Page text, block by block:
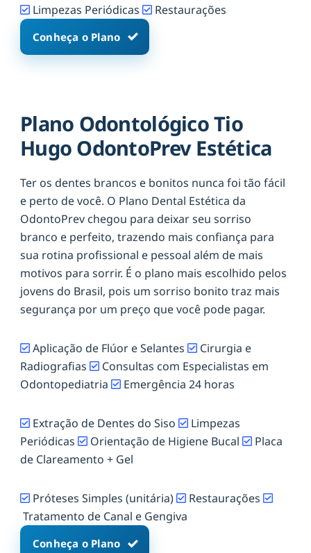
Limpezas Periódicas
Restaurações
Conheça o Plano
Plano Odontológico Tio
Hugo OdontoPrev Estética
Ter os dentes brancos e bonitos nunca foi tão fácil
e perto de você. O Plano Dental Estética da
OdontoPrev chegou para deixar seu sorriso
branco e perfeito, trazendo mais confiança para
sua rotina profissional e pessoal além de mais
motivos para sorrir. É o plano mais escolhido pelos
jovens do Brasil, pois um sorriso bonito traz mais
segurança por um preço que você pode pagar.
Aplicação de Flúor e Selantes
Cirurgia e
Radiografias
Consultas com Especialistas em
Odontopediatria
Emergência 24 horas
Extração de Dentes do Siso
Limpezas
Periódicas
Orientação de Higiene Bucal
Placa
de Clareamento + Gel
Próteses Simples (unitária)
Restaurações
Tratamento de Canal e Gengiva
Conheça o Plano